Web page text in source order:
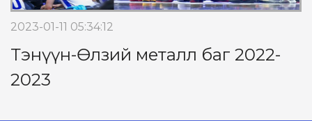
2023-01-11 05:34:12
Тэнүүн-Өлзий металл баг 2022-
2023